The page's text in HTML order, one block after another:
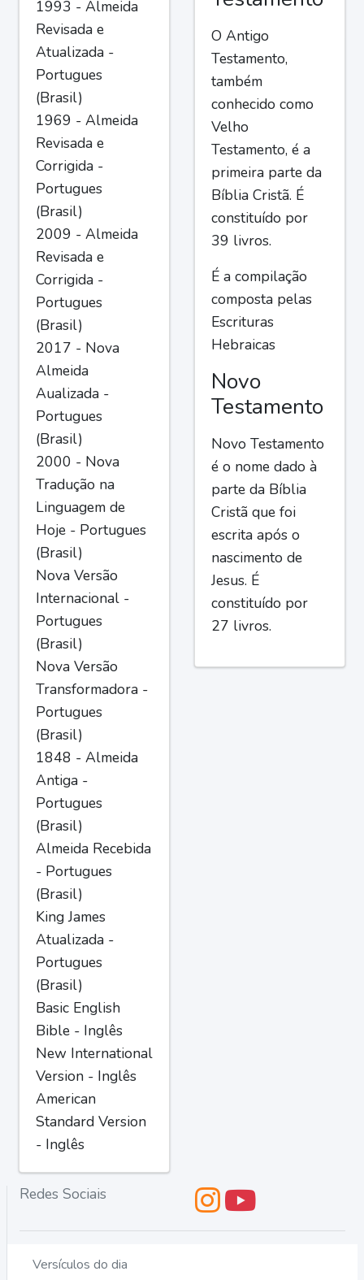
1993 - Almeida
Revisada e
Atualizada -
Portugues
(Brasil)
1969 - Almeida
Revisada e
Corrigida -
Portugues
(Brasil)
2009 - Almeida
Revisada e
Corrigida -
Portugues
(Brasil)
2017 - Nova
Almeida
Aualizada -
Portugues
(Brasil)
2000 - Nova
Tradução na
Linguagem de
Hoje - Portugues
(Brasil)
Nova Versão
Internacional -
Portugues
(Brasil)
Nova Versão
Transformadora -
Portugues
(Brasil)
1848 - Almeida
Antiga -
Portugues
(Brasil)
Almeida Recebida
- Portugues
(Brasil)
King James
Atualizada -
Portugues
(Brasil)
Basic English
Bible - Inglês
New International
Version - Inglês
American
Standard Version
- Inglês
O Antigo
Testamento,
também
conhecido como
Velho
Testamento, é a
primeira parte da
Bíblia Cristã. É
constituído por
39 livros.
É a compilação
composta pelas
Escrituras
Hebraicas
Novo
Testamento
Novo Testamento
é o nome dado à
parte da Bíblia
Cristã que foi
escrita após o
nascimento de
Jesus. É
constituído por
27 livros.
Redes Sociais
Versículos do dia